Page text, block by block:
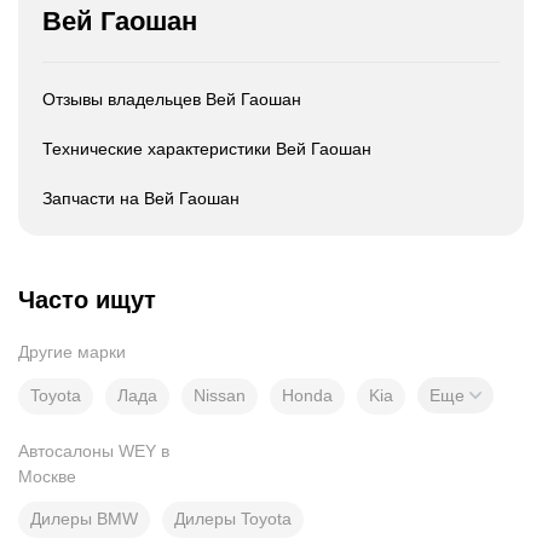
Вей Гаошан
Отзывы владельцев Вей Гаошан
Технические характеристики Вей Гаошан
Запчасти на Вей Гаошан
Часто ищут
Другие марки
Toyota Лада Nissan Honda Kia Еще
Автосалоны WEY в
Москве
Дилеры BMW Дилеры Toyota